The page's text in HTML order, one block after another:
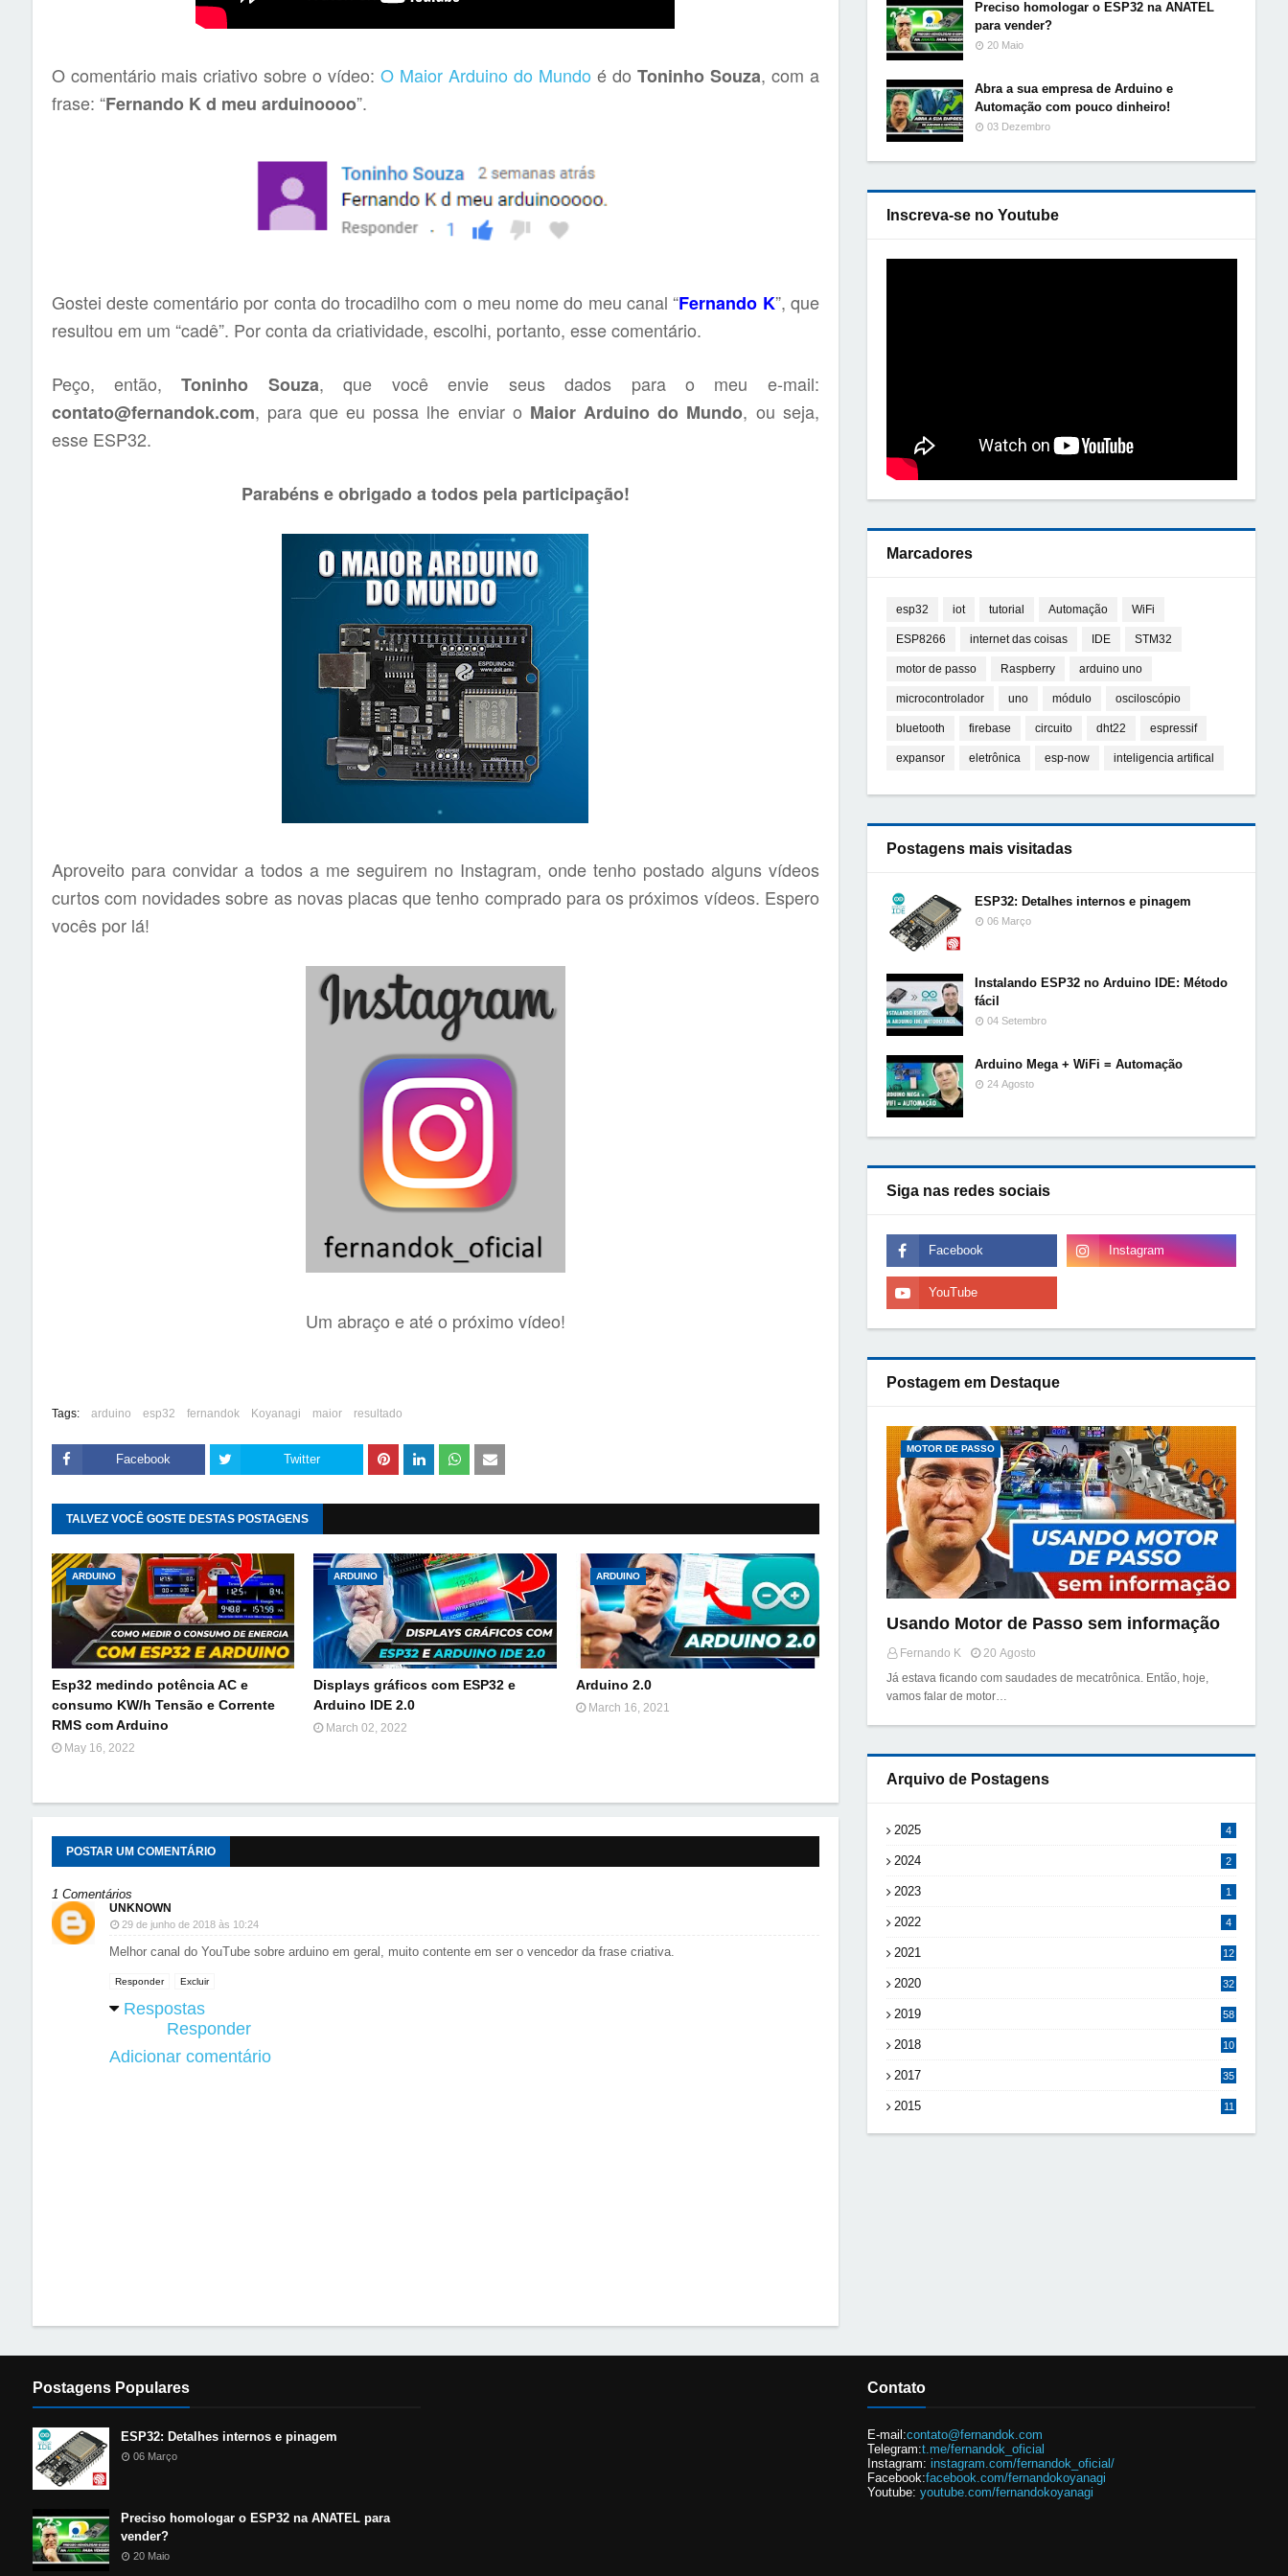
O comentário mais criativo sobre o vídeo:O Maior Arduino do Mundo é do Toninho Souza, com a
frase: “Fernando K d meu arduinoooo”.
Gostei deste comentário por conta do trocadilho com o meu nome do meu canal “Fernando K”, que
resultou em um “cadê”. Por conta da criatividade, escolhi, portanto, esse comentário.
Peço, então,Toninho Souza, que você envie seus dados para o meu e-mail:
contato@fernandok.com, para que eu possa lhe enviar o Maior Arduino do Mundo, ou seja,
esse ESP32.
Parabéns e obrigado a todos pela participação!
Aproveito para convidar a todos a me seguirem no Instagram, onde tenho postado alguns vídeos
curtos com novidades sobre as novas placas que tenho comprado para os próximos vídeos. Espero
vocês por lá!
Um abraço e até o próximo vídeo!
Tags: arduino esp32 fernandok Koyanagi maior resultado
Facebook Twitter
TALVEZ VOCÊ GOSTE DESTAS POSTAGENS
ARDUINO
Esp32 medindo potência AC e
consumo KW/h Tensão e Corrente
RMS com Arduino
May 16, 2022
ARDUINO
Displays gráficos com ESP32 e
Arduino IDE 2.0
March 02, 2022
ARDUINO
Arduino 2.0
March 16, 2021
POSTAR UM COMENTÁRIO
1 Comentários
UNKNOWN
29 de junho de 2018 às 10:24
Melhor canal do YouTube sobre arduino em geral, muito contente em ser o vencedor da frase criativa.
Responder Excluir
Respostas
Responder
Adicionar comentário
Preciso homologar o ESP32 na ANATEL
para vender?
20 Maio
Abra a sua empresa de Arduino e
Automação com pouco dinheiro!
03 Dezembro
Inscreva-se no Youtube
Marcadores
esp32 iot tutorial Automação WiFi
ESP8266 internet das coisas IDE STM32
motor de passo Raspberry arduino uno
microcontrolador uno módulo osciloscópio
bluetooth firebase circuito dht22 espressif
expansor eletrônica esp-now inteligencia artifical
Postagens mais visitadas
ESP32: Detalhes internos e pinagem
06 Março
Instalando ESP32 no Arduino IDE: Método
fácil
04 Setembro
Arduino Mega + WiFi = Automação
24 Agosto
Siga nas redes sociais
Postagem em Destaque
MOTOR DE PASSO
Usando Motor de Passo sem informação
Fernando K
20 Agosto
Já estava ficando com saudades de mecatrônica. Então, hoje,
vamos falar de motor…
Arquivo de Postagens
2025 4
2024 2
2023 1
2022 4
2021 12
2020 32
2019 58
2018
10
2017 35
2015 11
Postagens Populares
ESP32: Detalhes internos e pinagem
06 Março
Preciso homologar o ESP32 na ANATEL para
vender?
20 Maio
Contato
E-mail:contato@fernandok.com
Telegram:t.me/fernandok_oficial
Instagram: instagram.com/fernandok_oficial/
Facebook:facebook.com/fernandokoyanagi
Youtube: youtube.com/fernandokoyanagi